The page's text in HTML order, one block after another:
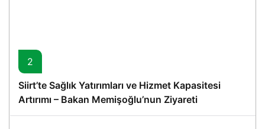
2
Siirt’te Sağlık Yatırımları ve Hizmet Kapasitesi
Artırımı – Bakan Memişoğlu’nun Ziyareti